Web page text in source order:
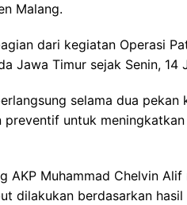
Malang.
dari kegiatan Operasi
Jawa Timur sejak Senin, 14
selama dua pekan
untuk
AKP Muhammad Chelvin
dilakukan berdasarkan